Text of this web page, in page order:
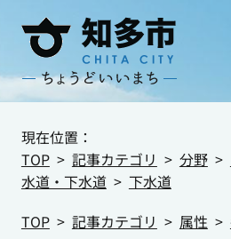
現在位置：
TOP
記事カテゴリ 分野
水道・下水道
下水道
TOP
記事カテゴリ 属性